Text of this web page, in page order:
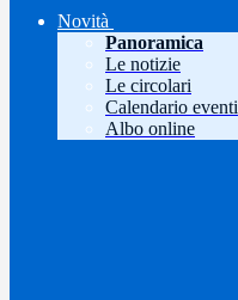
Novità
Panoramica
Le notizie
Le circolari
Calendario eventi
Albo online